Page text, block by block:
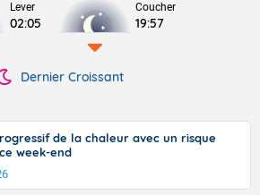
Lever
02:05
Coucher
19:57
Dernier Croissant
de la chaleur avec un risque
week-end